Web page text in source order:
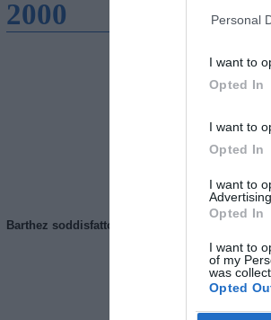
Personal
I want to
Opted In
I want to
Opted In
I want to
Advertising.
Opted In
I want to
of my
was
Opted
2000
Barthez soddisfatto del Manchester United